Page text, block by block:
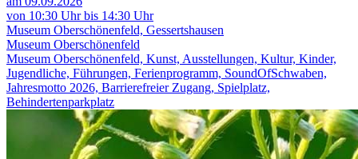
von 10:30 Uhr bis 14:30 Uhr
Museum Oberschönenfeld, Gessertshausen
Museum Oberschönenfeld
Museum Oberschönenfeld, Kunst, Ausstellungen, Kultur, Kinder,
Jugendliche, Führungen, Ferienprogramm, SoundOfSchwaben,
Jahresmotto 2026, Barrierefreier Zugang, Spielplatz,
Behindertenparkplatz